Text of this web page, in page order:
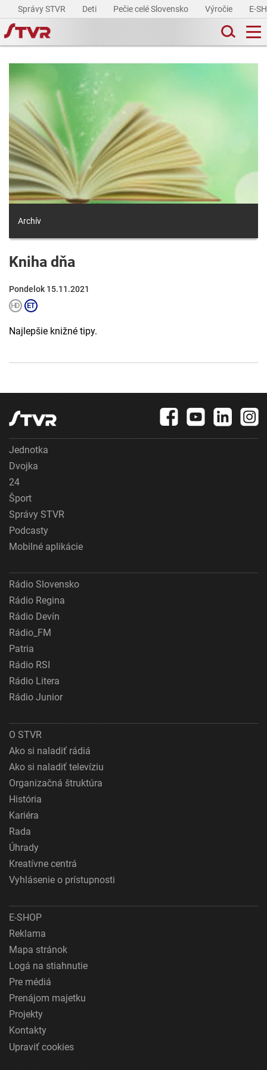
Správy STVR Deti Pečie celé Slovensko Výročie E-
Archív
Kniha dňa
Pondelok 15.11.2021
Najlepšie knižné tipy.
Jednotka
Dvojka
24
Šport
Správy STVR
Podcasty
Mobilné aplikácie
Rádio Slovensko
Rádio Regina
Rádio Devín
Rádio_FM
Patria
Rádio RSI
Rádio Litera
Rádio Junior
O STVR
Ako si naladiť rádiá
Ako si naladiť televíziu
Organizačná štruktúra
História
Kariéra
Rada
Úhrady
Kreatívne centrá
Vyhlásenie o prístupnosti
E-SHOP
Reklama
Mapa stránok
Logá na stiahnutie
Pre médiá
Prenájom majetku
Projekty
Kontakty
Upraviť cookies